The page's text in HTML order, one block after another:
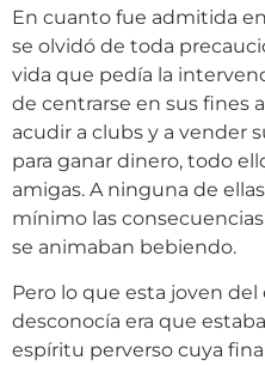
En cuanto fue admitida
se olvidó de toda
vida que pedía la
de centrarse en sus fines
acudir a clubs y a vender
para ganar dinero, todo
amigas. A ninguna de
mínimo las
se animaban bebiendo.
Pero lo que esta joven
desconocía era que
espíritu perverso cuya